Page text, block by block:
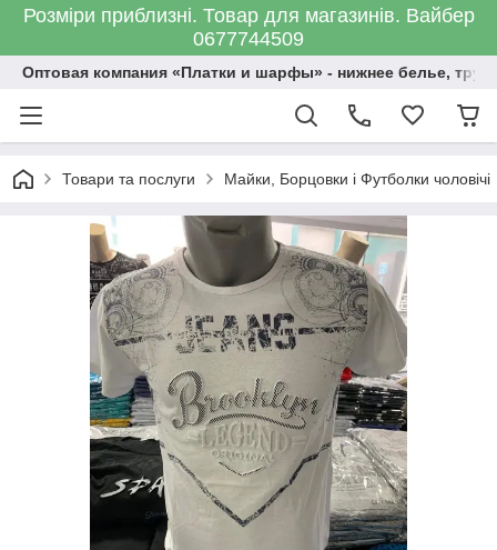
Розміри приблизні. Товар для магазинів. Вайбер
0677744509
Оптовая компания «Платки и шарфы» - нижнее белье,
Товари та послуги Майки, Борцовки і Футболки чоловічі